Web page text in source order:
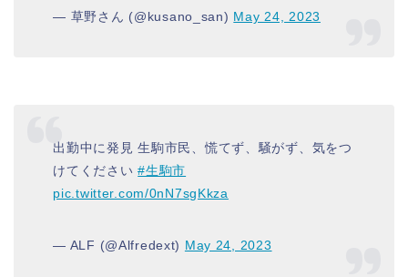
— 草野さん (@kusano_san) May 24, 2023
出勤中に発見 生駒市民、慌てず、騒がず、気をつ
けてください#生駒市
pic.twitter.com/0nN7sgKkza
— ALF (@Alfredext) May 24, 2023